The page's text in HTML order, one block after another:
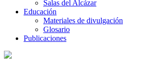
Salas del Alcázar
Educación
Materiales de divulgación
Glosario
Publicaciones